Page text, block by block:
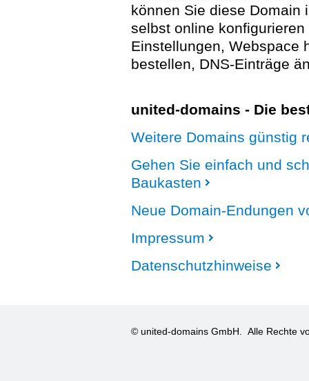
können Sie diese Domain
selbst online
Einstellungen, Webspace
bestellen, DNS-Einträge
united-domains - Die
Weitere Domains günstig
Gehen Sie einfach und
Baukasten
Neue Domain-Endungen
Impressum
Datenschutzhinweise
© united-domains GmbH. Alle Rechte